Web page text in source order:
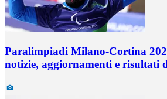
Paralimpiadi Milano-Cortina
notizie, aggiornamenti e risultati